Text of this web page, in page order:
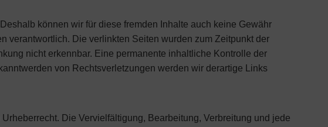
können wir für diese fremden Inhalte auch keine Gewähr
verantwortlich. Die verlinkten Seiten wurden zum Zeitpunkt der
nicht erkennbar. Eine permanente inhaltliche Kontrolle der
von Rechtsverletzungen werden wir derartige Links
Die Vervielfältigung, Bearbeitung, Verbreitung und jede